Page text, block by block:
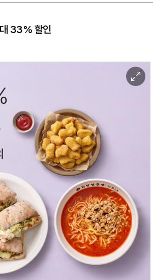
33% 할인
이
미